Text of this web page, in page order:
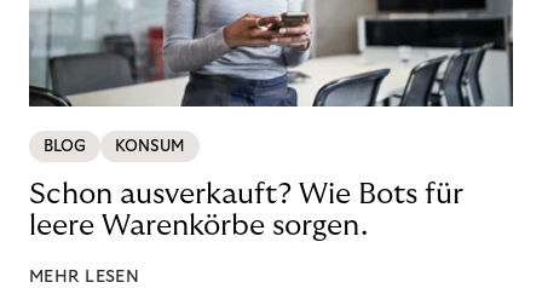
BLOG KONSUM
Schon ausverkauft? Wie Bots für
leere Warenkörbe sorgen.
MEHR LESEN